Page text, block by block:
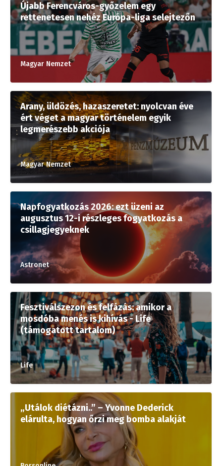
Újabb Ferencváros-győzelem egy
rettenetesen nehéz Európa-liga selejtezőn
Magyar Nemzet
Arany, üldözés, hazaszeretet: nyolcvan éve
ért véget a magyar történelem egyik
legmerészebb akciója
Magyar Nemzet
Napfogyatkozás 2026: ezt üzeni az
augusztus 12-i részleges fogyatkozás a
csillagjegyeknek
Astronet
Fesztiválszezon és felfázás: amikor a
mosdóba menés is kihívás - Life
(támogatott tartalom)
Life
„Utálok diétázni..” – Yvonne Dederick
elárulta, hogyan őrzi meg bomba alakját